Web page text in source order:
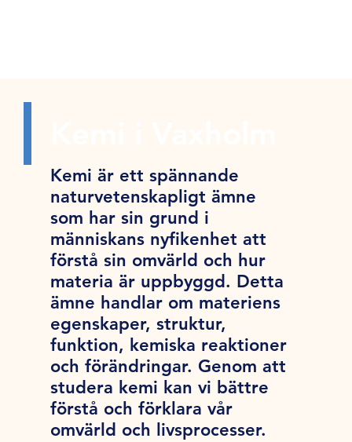
Kemi är ett spännande
naturvetenskapligt ämne
som har sin grund i
människans nyfikenhet att
förstå sin omvärld och hur
materia är uppbyggd. Detta
ämne handlar om materiens
egenskaper, struktur,
funktion, kemiska reaktioner
och förändringar. Genom att
studera kemi kan vi bättre
förstå och förklara vår
omvärld och livsprocesser.